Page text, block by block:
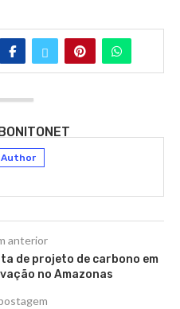
Author
anterior
de projeto de carbono em
no Amazonas